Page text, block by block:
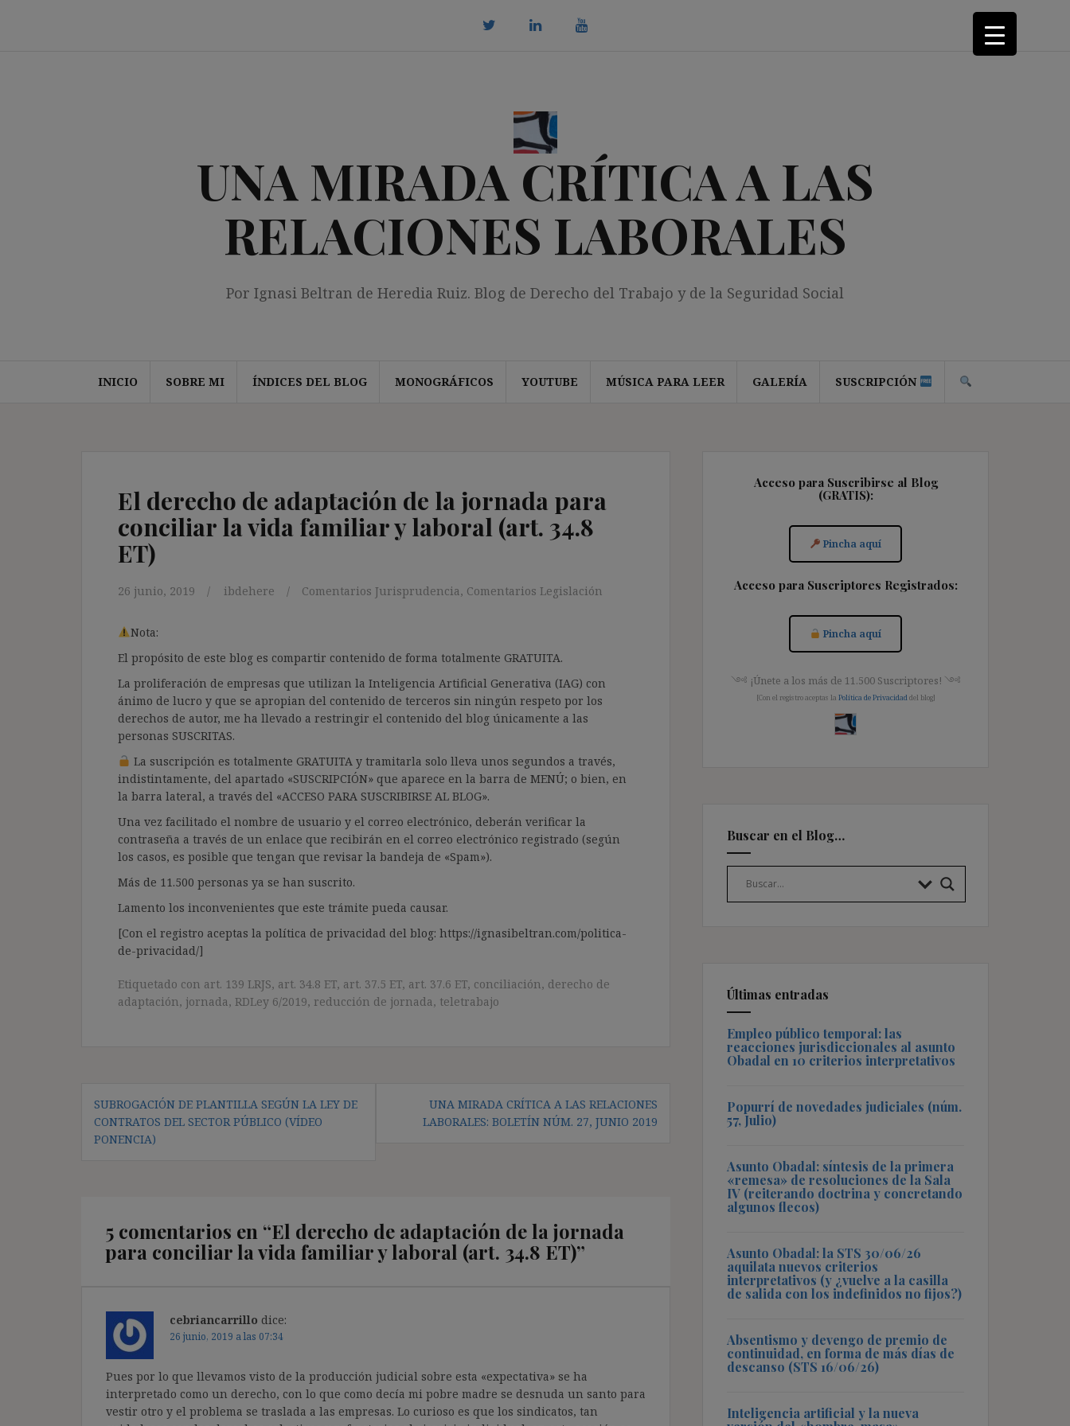
UNA MIRADA CRÍTICA A LAS
RELACIONES LABORALES
Por Ignasi Beltran de Heredia Ruiz. Blog de Derecho del Trabajo y de la Seguridad Social
INICIO SOBRE MI ÍNDICES DEL BLOG MONOGRÁFICOS YOUTUBE MÚSICA PARA LEER GALERÍA SUSCRIPCIÓN
El derecho de adaptación de la jornada para
conciliar la vida familiar y laboral (art. 34.8
ET)
26 junio, 2019 ibdehere Comentarios Jurisprudencia, Comentarios Legislación
Nota:
El propósito de este blog es compartir contenido de forma totalmente GRATUITA.
La proliferación de empresas que utilizan la Inteligencia Artificial Generativa (IAG) con
ánimo de lucro y que se apropian del contenido de terceros sin ningún respeto por los
derechos de autor, me ha llevado a restringir el contenido del blog únicamente a las
personas SUSCRITAS.
La suscripción es totalmente GRATUITA y tramitarla solo lleva unos segundos a través,
indistintamente, del apartado «SUSCRIPCIÓN» que aparece en la barra de MENÚ; o bien, en
la barra lateral, a través del «ACCESO PARA SUSCRIBIRSE AL BLOG».
Una vez facilitado el nombre de usuario y el correo electrónico, deberán verificar la
contraseña a través de un enlace que recibirán en el correo electrónico registrado (según
los casos, es posible que tengan que revisar la bandeja de «Spam»).
Más de 11.500 personas ya se han suscrito.
Lamento los inconvenientes que este trámite pueda causar.
[Con el registro aceptas la política de privacidad del blog: https://ignasibeltran.com/politica-
de-privacidad/]
Etiquetado con art. 139 LRJS, art. 34.8 ET, art. 37.5 ET, art. 37.6 ET, conciliación, derecho de
adaptación, jornada, RDLey 6/2019, reducción de jornada, teletrabajo
Navegación
de
entradas
SUBROGACIÓN DE PLANTILLA SEGÚN LA LEY DE
CONTRATOS DEL SECTOR PÚBLICO (VÍDEO
PONENCIA)
UNA MIRADA CRÍTICA A LAS RELACIONES
LABORALES: BOLETÍN NÚM. 27, JUNIO 2019
5 comentarios en “El derecho de adaptación de la jornada
para conciliar la vida familiar y laboral (art. 34.8 ET)”
cebriancarrillo dice:
26 junio, 2019 a las 07:34
Pues por lo que llevamos visto de la producción judicial sobre esta «expectativa» se ha
interpretado como un derecho, con lo que como decía mi pobre madre se desnuda un santo para
vestir otro y el problema se traslada a las empresas. Lo curioso es que los sindicatos, tan
Acceso para Suscribirse al Blog
(GRATIS):
Pincha aquí
Acceso para Suscriptores Registrados:
Pincha aquí
༺ ¡Únete a los más de 11.500 Suscriptores! ༺
[Con el registro aceptas la Política de Privacidad del blog]
Buscar en el Blog…
Últimas entradas
Empleo público temporal: las
reacciones jurisdiccionales al asunto
Obadal en 10 criterios interpretativos
Popurrí de novedades judiciales (núm.
57, Julio)
Asunto Obadal: síntesis de la primera
«remesa» de resoluciones de la Sala
IV (reiterando doctrina y concretando
algunos flecos)
Asunto Obadal: la STS 30/06/26
aquilata nuevos criterios
interpretativos (y ¿vuelve a la casilla
de salida con los indefinidos no fijos?)
Absentismo y devengo de premio de
continuidad, en forma de más días de
descanso (STS 16/06/26)
Inteligencia artificial y la nueva